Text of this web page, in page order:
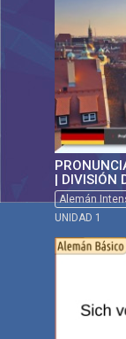
| DIVISIÓN
Alemán
UNIDAD 1